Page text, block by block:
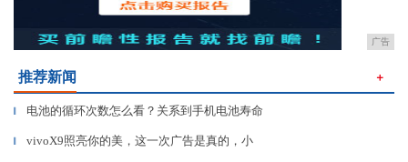
广告
推荐新闻 ＋
▎ 电池的循环次数怎么看？关系到手机电池寿命
▎ vivoX9照亮你的美，这一次广告是真的，小